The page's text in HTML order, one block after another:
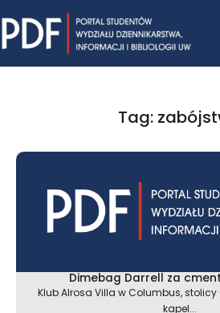
to
content
Tag:
Dimebag Darrell za
Klub Alrosa Villa w Columbus,
kapel...